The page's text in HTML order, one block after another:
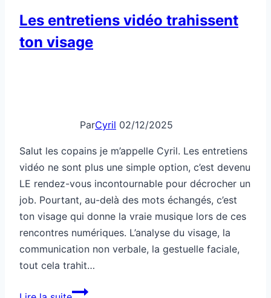
Les entretiens vidéo trahissent
ton visage
ParCyril 02/12/2025
Salut les copains je m’appelle Cyril. Les entretiens
vidéo ne sont plus une simple option, c’est devenu
LE rendez-vous incontournable pour décrocher un
job. Pourtant, au-delà des mots échangés, c’est
ton visage qui donne la vraie musique lors de ces
rencontres numériques. L’analyse du visage, la
communication non verbale, la gestuelle faciale,
tout cela trahit…
Les